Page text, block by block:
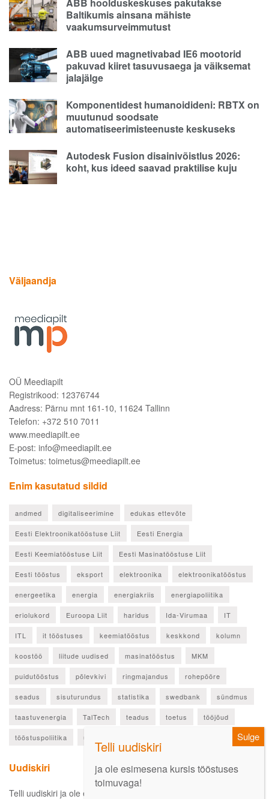
Baltikumis ainsana mähiste
vaakumsurveimmutust
ABB uued magnetivabad IE6 mootorid
pakuvad kiiret tasuvusaega ja väiksemat
jalajälge
Komponentidest humanoidideni: RBTX on
muutunud soodsate
automatiseerimisteenuste keskuseks
Autodesk Fusion disainivõistlus 2026:
koht, kus ideed saavad praktilise kuju
Väljaandja
OÜ Meediapilt
Registrikood: 12376744
Aadress: Pärnu mnt 161-10, 11624 Tallinn
Telefon: +372 510 7011
www.meediapilt.ee
E-post: info@meediapilt.ee
Toimetus: toimetus@meediapilt.ee
Enim kasutatud sildid
andmed digitaliseerimine edukas ettevõte
Eesti Elektroonikatööstuse Liit Eesti Energia
Eesti Keemiatööstuse Liit Eesti Masinatööstuse Liit
Eesti tööstus eksport elektroonika elektroonikatööstus
energeetika energia energiakriis energiapoliitika
eriolukord Euroopa Liit haridus Ida-Virumaa IT
ITL it tööstuses keemiatööstus keskkond kolumn
koostöö liitude uudised masinatööstus MKM
puidutööstus põlevkivi ringmajandus rohepööre
seadus sisuturundus statistika swedbank sündmus
taastuvenergia TalTech teadus toetus tööjõud
tööstuspoliitika ülevaade
Uudiskiri
Telli uudiskiri ja ole esimesena kursis oluliste uudistega!
ja ole esimesena kursis tööstuses
toimuvaga!